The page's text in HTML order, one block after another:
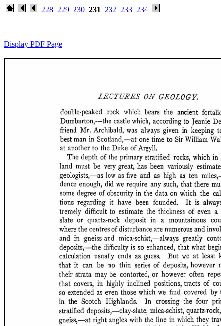
228 229 230 231 232 233 234
Display PDF Page